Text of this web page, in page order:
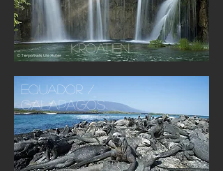
Kroatien
Equador /
Galapagos